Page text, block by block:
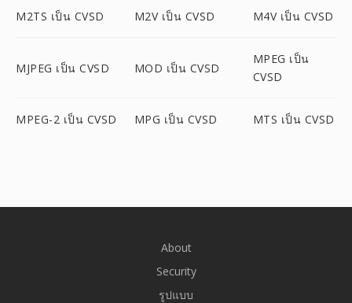
M2TS เป็น CVSD M2V เป็น CVSD M4V เป็น CVSD
MJPEG เป็น CVSD MOD เป็น CVSD
MPEG เป็น
CVSD
MPEG-2 เป็น CVSD MPG เป็น CVSD MTS เป็น CVSD
About
Security
รูปแบบ